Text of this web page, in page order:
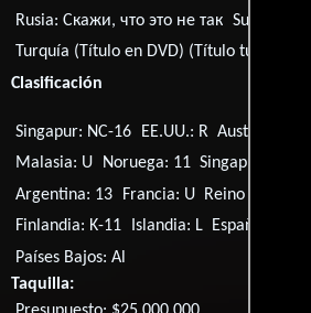
Rusia:Скажи, что это не так Suecia:
Turquía (Título en DVD) (Título turco):
Clasificación
Singapur: NC-16 EE.UU.: R Australia: M
Malasia: U
Noruega: 11 Singapur: PG
Argentina: 13
Francia: U Reino Unido: 15
Finlandia: K-11
Islandia: L España: 13
Países Bajos: Al
Taquilla: